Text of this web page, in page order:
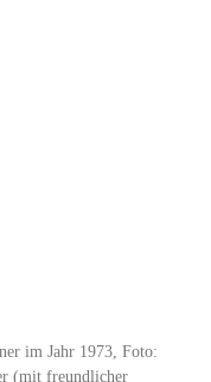
im Jahr 1973, Foto:
(mit freundlicher